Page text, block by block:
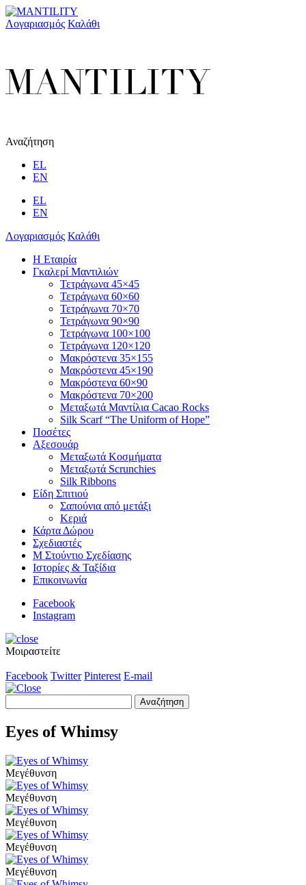
Λογαριασμός Καλάθι
Αναζήτηση
EL
EN
EL
EN
Λογαριασμός Καλάθι
Η Εταιρία
Γκαλερί Μαντιλιών
Τετράγωνα 45×45
Τετράγωνα 60×60
Τετράγωνα 70×70
Τετράγωνα 90×90
Τετράγωνα 100×100
Τετράγωνα 120×120
Μακρόστενα 35×155
Μακρόστενα 45×190
Μακρόστενα 60×90
Μακρόστενα 70×200
Μεταξωτά Μαντίλια Cacao Rocks
Silk Scarf “The Uniform of Hope”
Ποσέτες
Αξεσουάρ
Μεταξωτά Κoσμήματα
Μεταξωτά Scrunchies
Silk Ribbons
Είδη Σπιτιού
Σαπούνια από μετάξι
Κεριά
Κάρτα Δώρου
Σχεδιαστές
M Στούντιο Σχεδίασης
Ιστορίες & Ταξίδια
Επικοινωνία
Facebook
Instagram
Μοιραστείτε
Facebook Twitter Pinterest E-mail
για:
Eyes of Whimsy
Μεγέθυνση
Μεγέθυνση
Μεγέθυνση
Μεγέθυνση
Μεγέθυνση